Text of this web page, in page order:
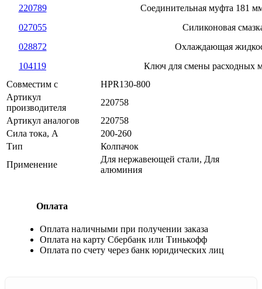
220789
Соединительная муфта 181
027055
Силиконовая
028872
Охлаждающая
104119
Ключ для смены расходных
Совместим с
HPR130-800
Артикул
производителя
220758
Артикул аналогов
220758
Сила тока, А
200-260
Тип
Колпачок
Применение
Для нержавеющей стали, Для
алюминия
Оплата
Оплата наличными при получении заказа
Оплата на карту Сбербанк или Тинькофф
Оплата по счету через банк юридических лиц